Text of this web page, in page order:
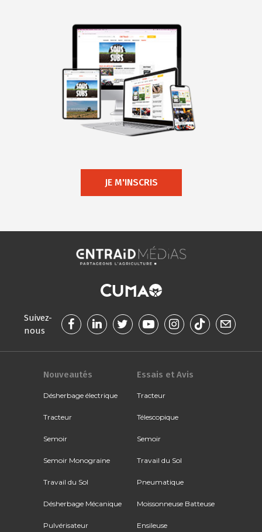
JE M'INSCRIS
Suivez-
nous
Nouveautés
Désherbage électrique
Tracteur
Semoir
Semoir Monograine
Travail du Sol
Désherbage Mécanique
Pulvérisateur
Essais et Avis
Tracteur
Télescopique
Semoir
Travail du Sol
Pneumatique
Moissonneuse Batteuse
Ensileuse